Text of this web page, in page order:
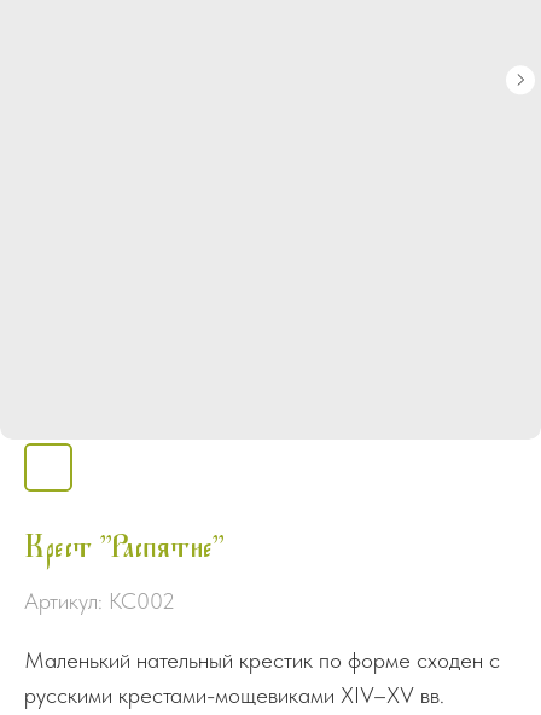
Крест "Распятие"
Артикул: КС002
Маленький нательный крестик по форме сходен с
русскими крестами-мощевиками XIV–XV вв.